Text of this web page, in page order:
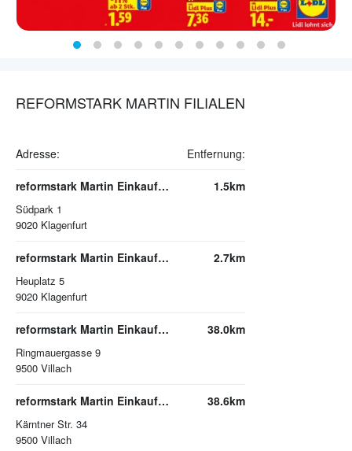
REFORMSTARK MARTIN FILIALEN
Adresse: Entfernung:
reformstark Martin Einkaufszentrum Südpark
Südpark 1
9020 Klagenfurt
1.5km
reformstark Martin Einkaufszentrum City Arkaden
Heuplatz 5
9020 Klagenfurt
2.7km
reformstark Martin Einkaufszentrum Interspar
Ringmauergasse 9
9500 Villach
38.0km
reformstark Martin Einkaufszentrum Atrio
Kärntner Str. 34
9500 Villach
38.6km